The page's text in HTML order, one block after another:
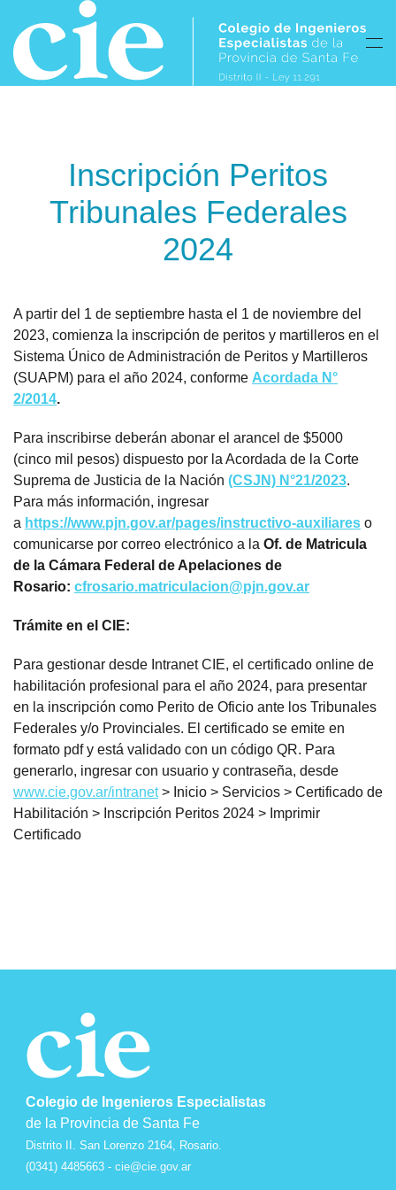
Skip to main content
Inscripción Peritos
Tribunales Federales
2024
A partir del 1 de septiembre hasta el 1 de noviembre del
2023, comienza la inscripción de peritos y martilleros en el
Sistema Único de Administración de Peritos y Martilleros
(SUAPM) para el año 2024, conforme Acordada N°
2/2014.
Para inscribirse deberán abonar el arancel de $5000
(cinco mil pesos) dispuesto por la Acordada de la Corte
Suprema de Justicia de la Nación (CSJN) N°21/2023.
Para más información, ingresar
a https://www.pjn.gov.ar/pages/instructivo-auxiliares o
comunicarse por correo electrónico a la Of. de Matricula
de la Cámara Federal de Apelaciones de
Rosario: cfrosario.matriculacion@pjn.gov.ar
Trámite en el CIE:
Para gestionar desde Intranet CIE, el certificado online de
habilitación profesional para el año 2024, para presentar
en la inscripción como Perito de Oficio ante los Tribunales
Federales y/o Provinciales. El certificado se emite en
formato pdf y está validado con un código QR. Para
generarlo, ingresar con usuario y contraseña, desde
www.cie.gov.ar/intranet> Inicio > Servicios > Certificado de
Habilitación > Inscripción Peritos 2024 > Imprimir
Certificado
Colegio de Ingenieros Especialistas
de la Provincia de Santa Fe
Distrito II. San Lorenzo 2164, Rosario.
(0341) 4485663 - cie@cie.gov.ar